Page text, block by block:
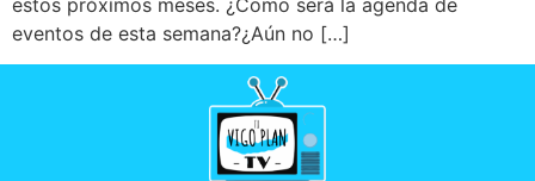
eventos de esta semana?¿Aún no […]